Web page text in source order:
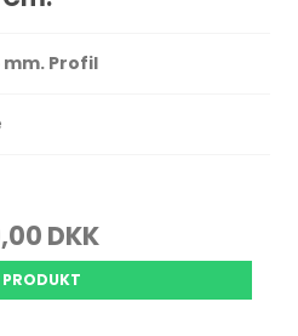
mm. Profil
DKK